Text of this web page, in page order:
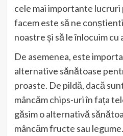
cele mai importante lucruri
facem este să ne
noastre și să le înlocuim cu
De asemenea, este
alternative sănătoase
proaste. De pildă, dacă
mâncăm chips-uri în fața
găsim o alternativă
mâncăm fructe sau legume.